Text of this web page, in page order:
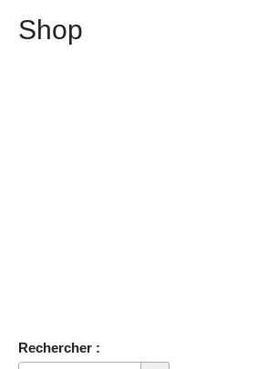
Shop
Rechercher :